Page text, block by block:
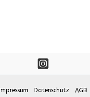
Impressum Datenschutz AGB